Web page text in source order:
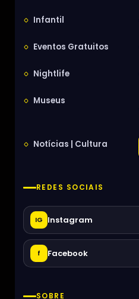
Infantil
Eventos Gratuitos
Nightlife
Museus
Notícias | Cultura
REDES SOCIAIS
IG Instagram
f Facebook
SOBRE